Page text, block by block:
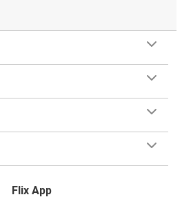
Flix App